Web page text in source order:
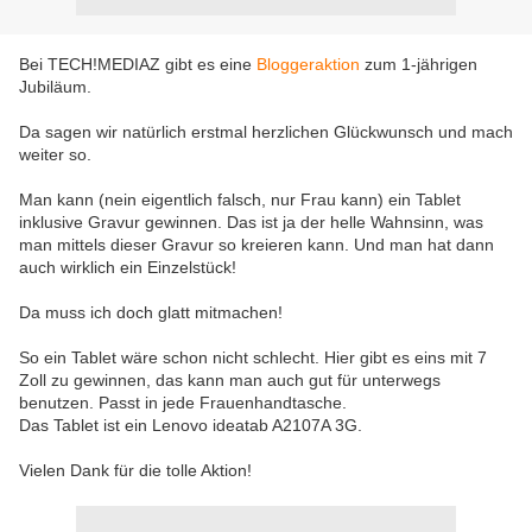
Bei TECH!MEDIAZ gibt es eine Bloggeraktion zum 1-jährigen
Jubiläum.
Da sagen wir natürlich erstmal herzlichen Glückwunsch und mach
weiter so.
Man kann (nein eigentlich falsch, nur Frau kann) ein Tablet
inklusive Gravur gewinnen. Das ist ja der helle Wahnsinn, was
man mittels dieser Gravur so kreieren kann. Und man hat dann
auch wirklich ein Einzelstück!
Da muss ich doch glatt mitmachen!
So ein Tablet wäre schon nicht schlecht. Hier gibt es eins mit 7
Zoll zu gewinnen, das kann man auch gut für unterwegs
benutzen. Passt in jede Frauenhandtasche.
Das Tablet ist ein Lenovo ideatab A2107A 3G.
Vielen Dank für die tolle Aktion!